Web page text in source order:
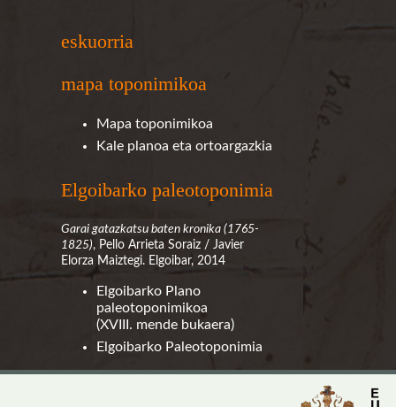
eskuorria
mapa toponimikoa
Mapa toponimikoa
Kale planoa eta ortoargazkia
Elgoibarko paleotoponimia
Garai gatazkatsu baten kronika (1765-
1825), Pello Arrieta Soraiz / Javier
Elorza Maiztegi. Elgoibar, 2014
Elgoibarko Plano
paleotoponimikoa
(XVIII. mende bukaera)
Elgoibarko Paleotoponimia